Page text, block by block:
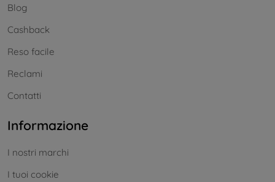
Blog
Cashback
Reso facile
Reclami
Contatti
Informazione
I nostri marchi
I tuoi cookie